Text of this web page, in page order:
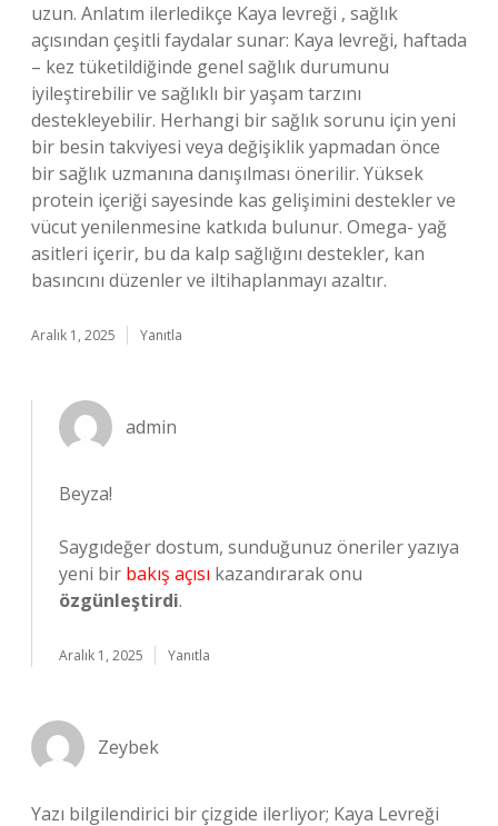
uzun. Anlatım ilerledikçe Kaya levreği , sağlık
açısından çeşitli faydalar sunar: Kaya levreği, haftada
– kez tüketildiğinde genel sağlık durumunu
iyileştirebilir ve sağlıklı bir yaşam tarzını
destekleyebilir. Herhangi bir sağlık sorunu için yeni
bir besin takviyesi veya değişiklik yapmadan önce
bir sağlık uzmanına danışılması önerilir. Yüksek
protein içeriği sayesinde kas gelişimini destekler ve
vücut yenilenmesine katkıda bulunur. Omega- yağ
asitleri içerir, bu da kalp sağlığını destekler, kan
basıncını düzenler ve iltihaplanmayı azaltır.
Aralık 1, 2025 Yanıtla
admin
Beyza!
Saygıdeğer dostum, sunduğunuz öneriler yazıya
yeni bir bakış açısı kazandırarak onu
özgünleştirdi.
Aralık 1, 2025 Yanıtla
Zeybek
Yazı bilgilendirici bir çizgide ilerliyor; Kaya Levreği